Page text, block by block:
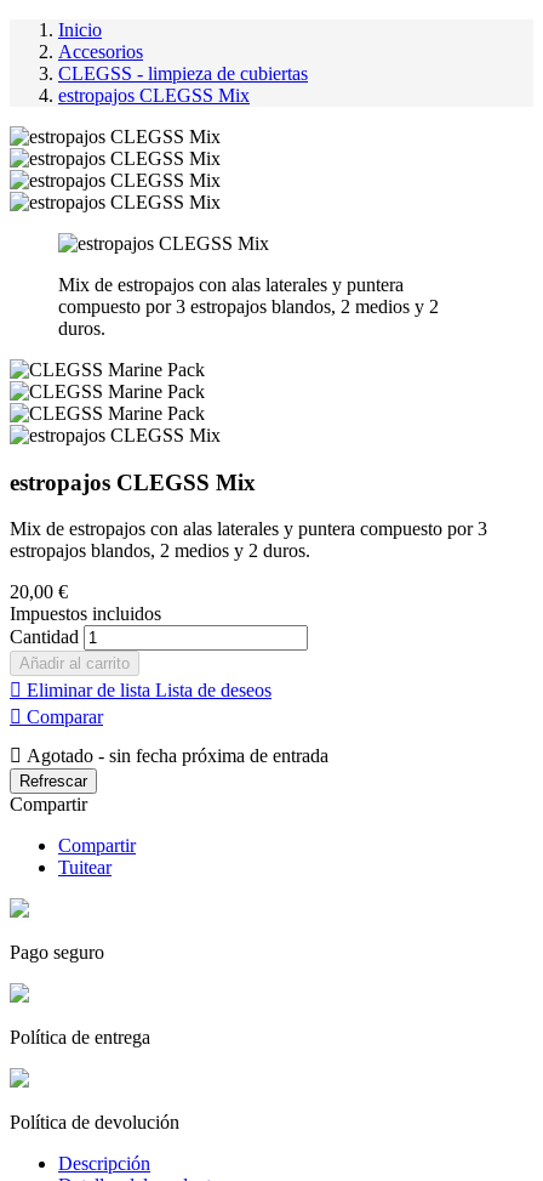
Inicio
Accesorios
CLEGSS - limpieza de cubiertas
estropajos CLEGSS Mix
Mix de estropajos con alas laterales y puntera
compuesto por 3 estropajos blandos, 2 medios y 2
duros.
estropajos CLEGSS Mix
Mix de estropajos con alas laterales y puntera compuesto por 3
estropajos blandos, 2 medios y 2 duros.
20,00 €
Impuestos incluidos
Cantidad
Añadir al carrito
 Eliminar de lista Lista de deseos
 Comparar
 Agotado - sin fecha próxima de entrada
Compartir
Compartir
Tuitear
Pago seguro
Política de entrega
Política de devolución
Descripción